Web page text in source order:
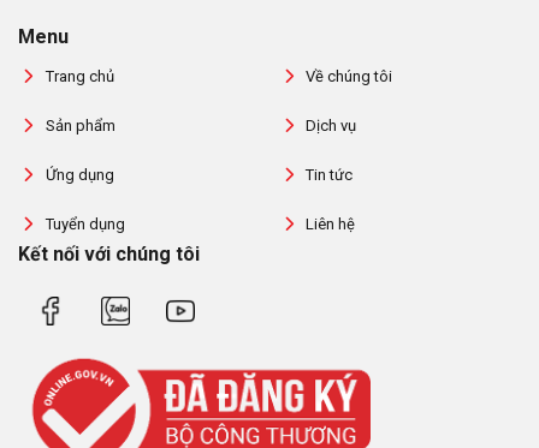
Menu
Trang chủ Về chúng tôi
Sản phẩm Dịch vụ
Ứng dụng Tin tức
Tuyển dụng Liên hệ
Kết nối với chúng tôi